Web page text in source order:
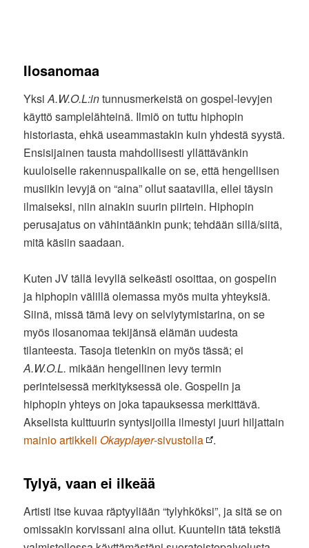
Ilosanomaa
YksiA.W.O.L:intunnusmerkeistä on gospel-levyjen
käyttö samplelähteinä. Ilmiö on tuttu hiphopin
historiasta, ehkä useammastakin kuin yhdestä syystä.
Ensisijainen tausta mahdollisesti yllättävänkin
kuuloiselle rakennuspalikalle on se, että hengellisen
musiikin levyjä on “aina” ollut saatavilla, ellei täysin
ilmaiseksi, niin ainakin suurin piirtein. Hiphopin
perusajatus on vähintäänkin punk; tehdään sillä/siitä,
mitä käsiin saadaan.
Kuten JV tällä levyllä selkeästi osoittaa, on gospelin
ja hiphopin välillä olemassa myös muita yhteyksiä.
Siinä, missä tämä levy on selviytymistarina, on se
myös ilosanomaa tekijänsä elämän uudesta
tilanteesta. Tasoja tietenkin on myös tässä; ei
A.W.O.L. mikään hengellinen levy termin
perinteisessä merkityksessä ole. Gospelin ja
hiphopin yhteys on joka tapauksessa merkittävä.
Akselista kulttuurin syntysijoilla ilmestyi juuri hiljattain
mainio artikkeliOkayplayer-sivustolla .
Tylyä, vaan ei ilkeää
Artisti itse kuvaa räptyyliään “tylyhköksi”, ja sitä se on
omissakin korvissani aina ollut. Kuuntelin tätä tekstiä